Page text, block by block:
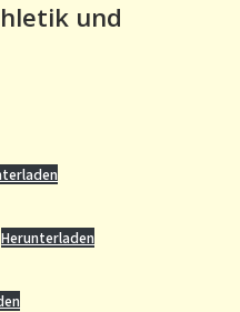
und
Herunterladen